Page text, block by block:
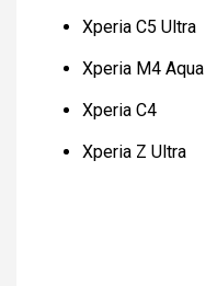
Xperia C5 Ultra
Xperia M4 Aqua
Xperia C4
Xperia Z Ultra